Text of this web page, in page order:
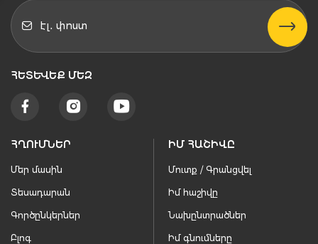
ՀԵՏԵՒԵՔ ՄԵԶ
ՀՂՈՒՄՆԵՐ
Մեր մասին
Տեսադարան
Գործընկերներ
Բլոգ
ԻՄ ՀԱՇԻՎԸ
Մուտք / Գրանցվել
Իմ հաշիվը
Նախընտրածներ
Իմ գնումները